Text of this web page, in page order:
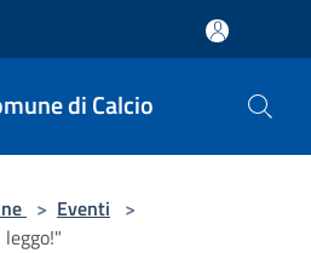
di Calcio
> Eventi >